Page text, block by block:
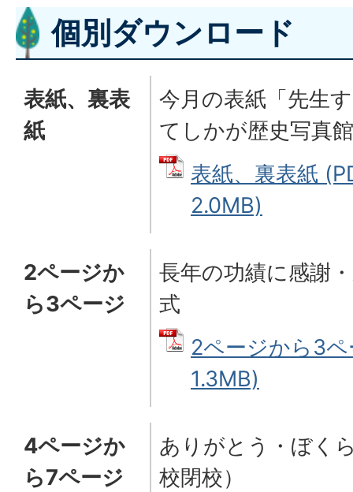
個別ダウンロード
表紙、裏表
紙
今月の表紙「先生
てしかが歴史写真館
表紙、裏表紙
2.0MB)
2ページか
ら3ページ
長年の功績に感謝
式
2ページから3
1.3MB)
4ページか
ら7ページ
ありがとう・ぼく
校閉校）